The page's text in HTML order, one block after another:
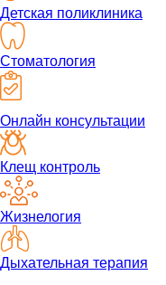
Детская поликлиника
Стоматология
Онлайн консультации
Клещ контроль
Жизнелогия
Дыхательная терапия